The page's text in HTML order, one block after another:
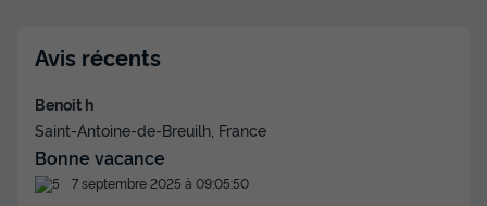
Avis récents
Benoit h
Saint-Antoine-de-Breuilh, France
Bonne vacance
7 septembre 2025 à 09:05:50